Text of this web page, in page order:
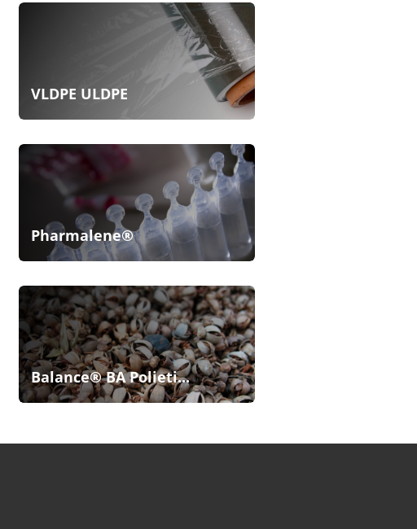
VLDPE ULDPE
Pharmalene®
Balance® BA Polieti...